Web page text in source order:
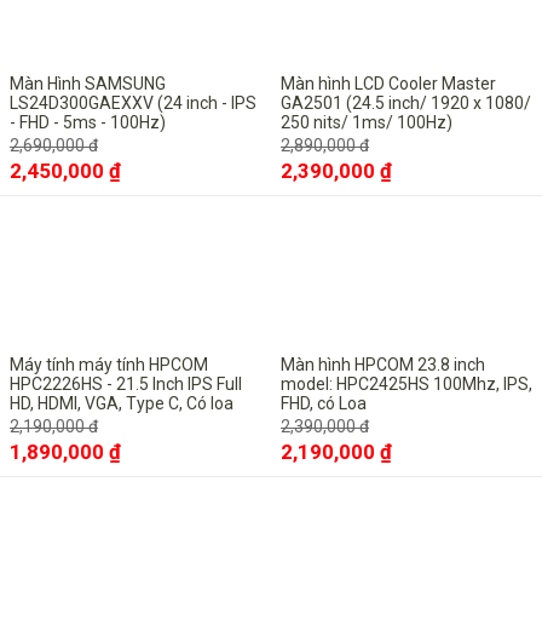
Màn Hình SAMSUNG
LS24D300GAEXXV (24 inch - IPS
- FHD - 5ms - 100Hz)
2,690,000 đ
2,450,000 ₫
Màn hình LCD Cooler Master
GA2501 (24.5 inch/ 1920 x 1080/
250 nits/ 1ms/ 100Hz)
2,890,000 đ
2,390,000 ₫
Máy tính máy tính HPCOM
HPC2226HS - 21.5 Inch IPS Full
HD, HDMI, VGA, Type C, Có loa
2,190,000 đ
1,890,000 ₫
Màn hình HPCOM 23.8 inch
model: HPC2425HS 100Mhz, IPS,
FHD, có Loa
2,390,000 đ
2,190,000 ₫